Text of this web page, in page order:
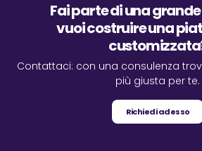
Fai parte di una
vuoi costruire una
Contattaci: con una consulenza
più giusta per te.
Richiedi adesso